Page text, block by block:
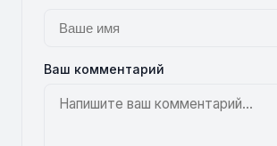
Ваш комментарий